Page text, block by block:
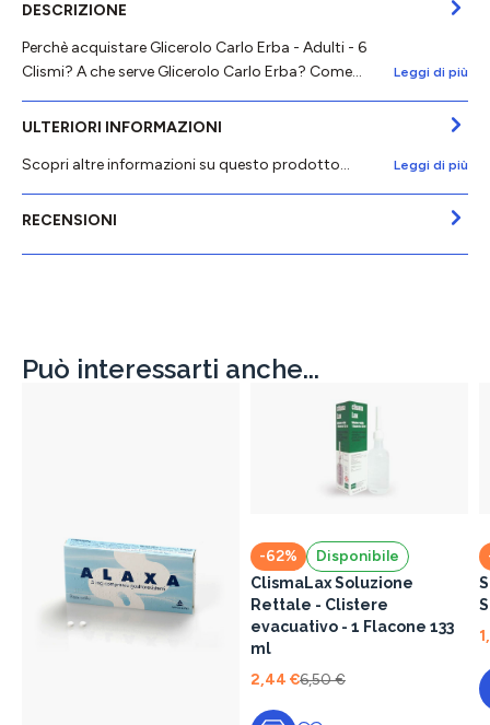
DESCRIZIONE
Perchè acquistare Glicerolo Carlo Erba - Adulti - 6
Clismi? A che serve Glicerolo Carlo Erba? Come…
Leggi di più
ULTERIORI INFORMAZIONI
Scopri altre informazioni su questo prodotto...
Leggi di più
RECENSIONI
Può interessarti anche...
-62% Disponibile
ClismaLax Soluzione
Rettale - Clistere
evacuativo - 1 Flacone 133
ml
2,44 €6,50 €